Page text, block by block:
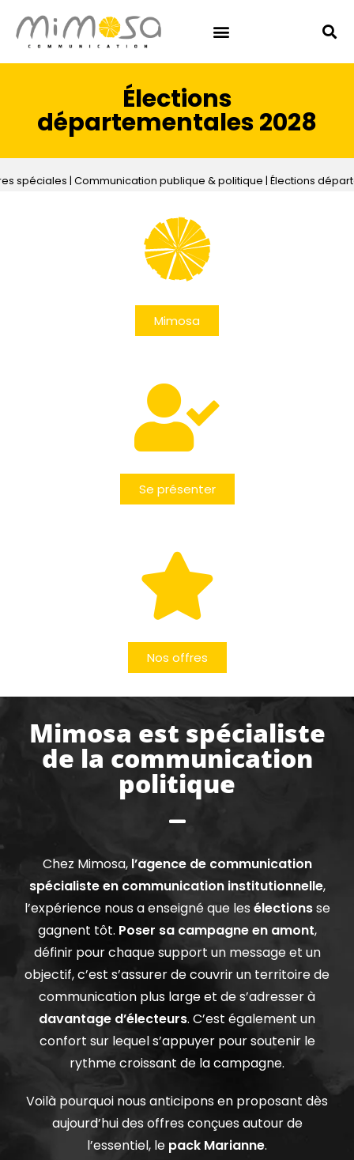
Élections
départementales 2028
spéciales | Communication publique & politique | Élections
Mimosa
Se présenter
Nos offres
Mimosa est spécialiste
de la communication
politique
Chez Mimosa, l’agence de communication
spécialiste en communication institutionnelle,
l’expérience nous a enseigné que lesélectionsse
gagnent tôt. Poser sa campagne en amont,
définir pour chaque support un message et un
objectif, c’est s’assurer de couvrir un territoire de
communication plus large et de s’adresser à
davantage d’électeurs. C’est également un
confort sur lequel s’appuyer pour soutenir le
rythme croissant de la campagne.
Voilà pourquoi nous anticipons en proposant dès
aujourd’hui des offres conçues autour de
l’essentiel, le pack Marianne.